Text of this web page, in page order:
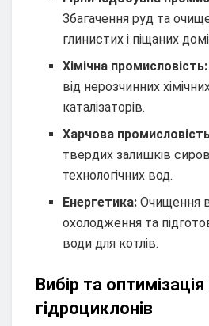
Збагачення руд та
глинистих і піщаних
Хімічна промисловість:
від нерозчинних
каталізаторів.
Харчова
твердих залишків
технологічних вод.
Енергетика: Очищення
охолодження та
води для котлів.
Вибір та оптимізація
гідроциклонів